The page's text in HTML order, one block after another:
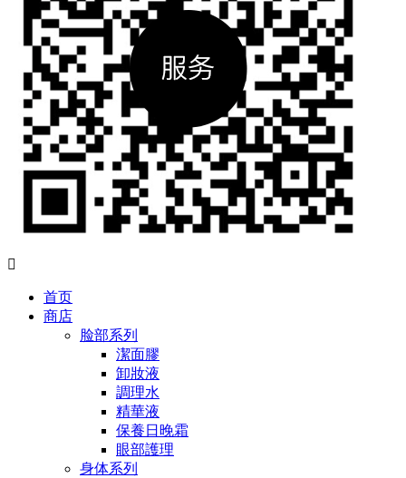

首页
商店
脸部系列
潔面膠
卸妝液
調理水
精華液
保養日晚霜
眼部護理
身体系列